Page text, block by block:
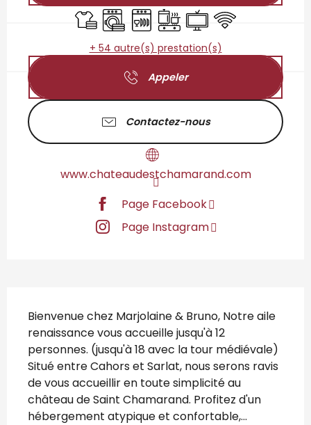
Draps et linge
Lave lingeLave vaisselle
Plaque de cuisson
Télévision
WiFi
+ 54 autre(s) prestation(s)
Appeler
Contactez-nous
www.chateaudestchamarand.com
Page Facebook
Page Instagram
Bienvenue chez Marjolaine & Bruno, Notre aile
renaissance vous accueille jusqu'à 12
personnes. (jusqu'à 18 avec la tour médiévale)
Situé entre Cahors et Sarlat, nous serons ravis
de vous accueillir en toute simplicité au
château de Saint Chamarand. Profitez d'un
hébergement atypique et confortable,...